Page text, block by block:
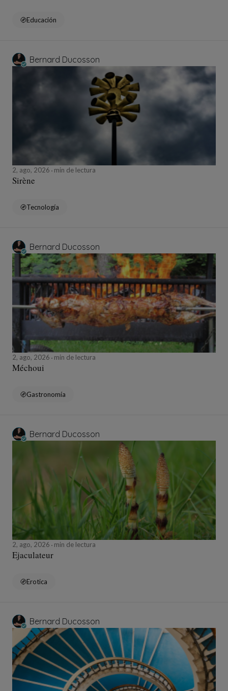
Educación
Bernard Ducosson
2, ago, 2026 min de lectura
Sirène
Tecnología
Bernard Ducosson
2, ago, 2026 min de lectura
Méchoui
Gastronomía
Bernard Ducosson
2, ago, 2026 min de lectura
Ejaculateur
Erotica
Bernard Ducosson